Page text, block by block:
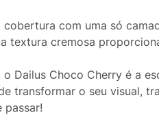
com uma só
textura cremosa
Dailus Choco Cherry é a
transformar o seu visual,
passar!